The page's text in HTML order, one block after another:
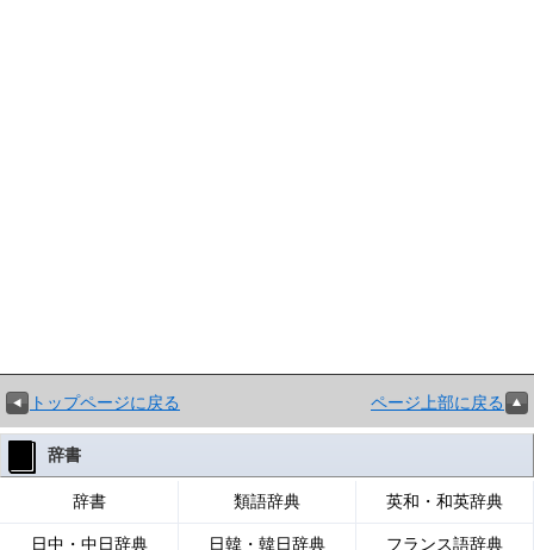
トップページに戻る ページ上部に戻る
辞書
辞書 類語辞典 英和・和英辞典
日中・中日辞典 日韓・韓日辞典 フランス語辞典